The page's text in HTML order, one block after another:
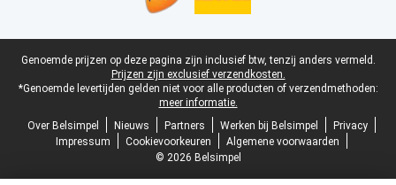
Juridische voettekst
Genoemde prijzen op deze pagina zijn inclusief btw, tenzij anders vermeld.
Prijzen zijn exclusief verzendkosten.
*Genoemde levertijden gelden niet voor alle producten of verzendmethoden:
meer informatie.
Over Belsimpel
Nieuws Partners Werken bij Belsimpel
Privacy
Impressum
Cookievoorkeuren
Algemene voorwaarden
© 2026 Belsimpel